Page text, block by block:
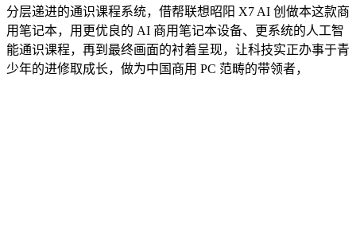
分层递进的通识课程系统，借帮联想昭阳 X7 AI 创做本这款商
用笔记本，用更优良的 AI 商用笔记本设备、更系统的人工智
能通识课程，再到最终画面的衬着呈现，让科技实正办事于青
少年的进修取成长，做为中国商用 PC 范畴的带领者，